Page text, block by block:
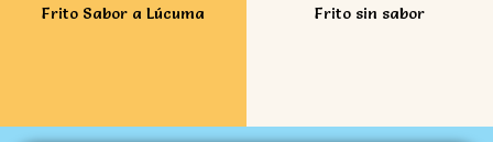
Frito Sabor a Lúcuma
Frito sin sabor